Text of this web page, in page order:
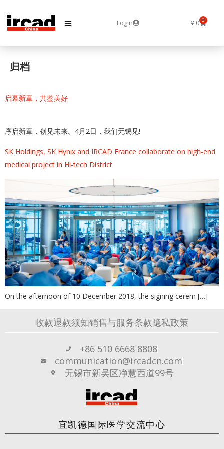
Login ¥0 0
归档
启幕新章，共鉴美好​
序启新章，创见未来。4月2日，我们无锡见!
SK Holdings, SK Hynix and IRCAD France collaborate on high-end
medical project in Hi-tech District
On the afternoon of 10 December 2018, the signing cerem […]
收款退款须知销售与服务条款隐私政策
+86 510 6668 8808
communication@ircadcn.com
无锡市新吴区净慧西道99号
宜凯德国际医学交流中心